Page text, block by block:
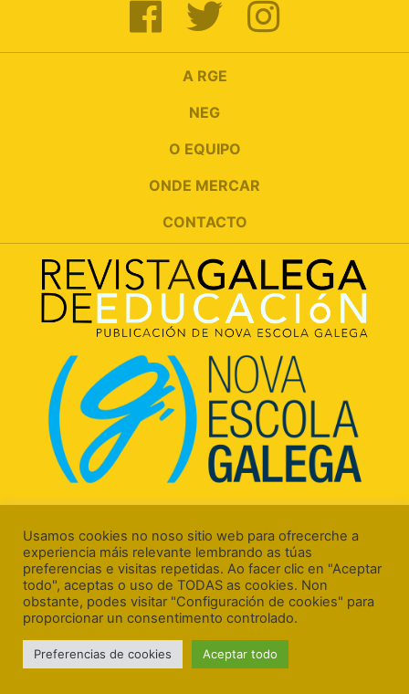
A RGE
NEG
O EQUIPO
ONDE MERCAR
CONTACTO
15706 Santiago de Compostela (A Coruña)
Aviso Legal
Usamos cookies no noso sitio web para ofrecerche a
experiencia máis relevante lembrando as túas
preferencias e visitas repetidas. Ao facer clic en "Aceptar
todo", aceptas o uso de TODAS as cookies. Non
obstante, podes visitar "Configuración de cookies" para
proporcionar un consentimento controlado.
Preferencias de cookies Aceptar todo